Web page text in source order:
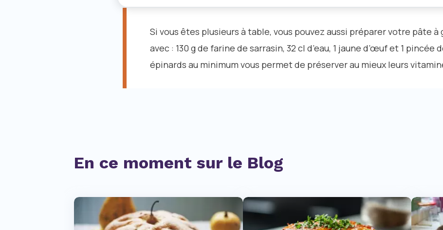
Si vous êtes plusieurs à table, vous pouvez aussi préparer votre pâte à
avec : 130 g de farine de sarrasin, 32 cl d’eau, 1 jaune d’œuf et 1 pincée
épinards au minimum vous permet de préserver au mieux leurs
En ce moment sur le Blog